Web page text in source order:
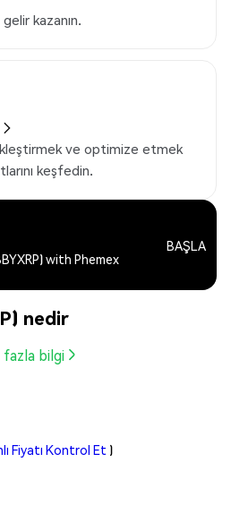
kazanın.
ve optimize etmek
keşfedin.
with Phemex
BAŞLA
nedir
fazla bilgi
Fiyatı Kontrol Et )